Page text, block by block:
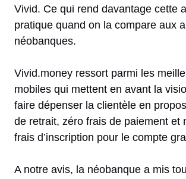
Vivid. Ce qui rend davantage cette
pratique quand on la compare aux
néobanques.
Vivid.money ressort parmi les
mobiles qui mettent en avant la
faire dépenser la clientèle en
de retrait, zéro frais de paiement et
frais d’inscription pour le compte
A notre avis, la néobanque a mis